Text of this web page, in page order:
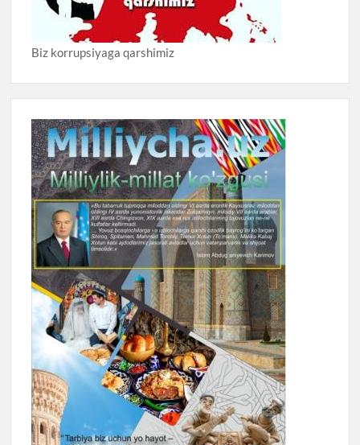
Biz korrupsiyaga qarshimiz